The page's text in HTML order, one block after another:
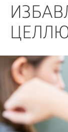
КРАСОТА
ДОМ
КАК?
БИЗНЕС